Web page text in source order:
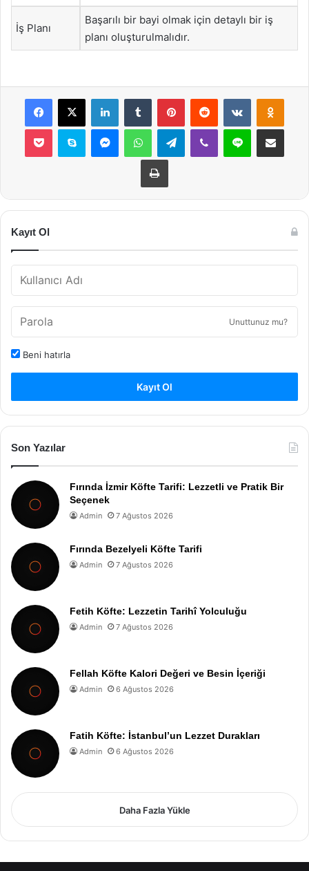
İş Planı
Başarılı bir bayi olmak için detaylı bir iş
planı oluşturulmalıdır.
Facebook
X LinkedInTumblr PinterestReddit VKontakte
Pocket Skype MessengerWhatsAppTelegramViber Line E-Posta ile
Yazdır
Kayıt Ol
Unuttunuz mu?
Beni hatırla
Kayıt Ol
Son Yazılar
Fırında İzmir Köfte Tarifi: Lezzetli ve Pratik Bir
Seçenek
Admin 7 Ağustos 2026
Fırında Bezelyeli Köfte Tarifi
Admin 7 Ağustos 2026
Fetih Köfte: Lezzetin Tarihî Yolculuğu
Admin 7 Ağustos 2026
Fellah Köfte Kalori Değeri ve Besin İçeriği
Admin 6 Ağustos 2026
Fatih Köfte: İstanbul’un Lezzet Durakları
Admin 6 Ağustos 2026
Daha Fazla Yükle